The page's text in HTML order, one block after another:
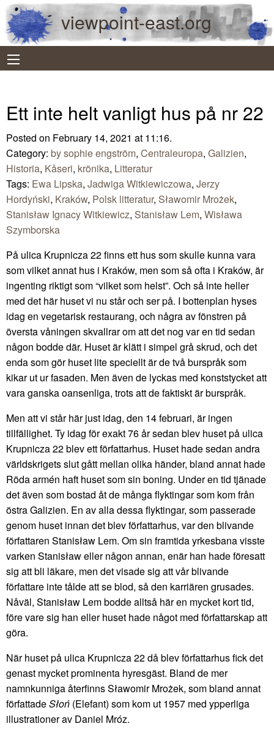
viewpoint-east.org
Ett inte helt vanligt hus på nr 22
Posted on February 14, 2021 at 11:16.
Category: by sophie engström, Centraleuropa, Galizien,
Historia, Kåseri, krönika, Litteratur
Tags: Ewa Lipska, Jadwiga Witkiewiczowa, Jerzy
Hordyński, Kraków, Polsk litteratur, Sławomir Mrożek,
Stanisław Ignacy Witkiewicz, Stanisław Lem, Wisława
Szymborska
På ulica Krupnicza 22 finns ett hus som skulle kunna vara
som vilket annat hus i Kraków, men som så ofta i Kraków, är
ingenting riktigt som “vilket som helst”. Och så inte heller
med det här huset vi nu står och ser på. I bottenplan hyses
idag en vegetarisk restaurang, och några av fönstren på
översta våningen skvallrar om att det nog var en tid sedan
någon bodde där. Huset är klätt i simpel grå skrud, och det
enda som gör huset lite speciellt är de två burspråk som
kikar ut ur fasaden. Men även de lyckas med konststycket att
vara ganska oansenliga, trots att de faktiskt är burspråk.
Men att vi står här just idag, den 14 februari, är ingen
tillfällighet. Ty idag för exakt 76 år sedan blev huset på ulica
Krupnicza 22 blev ett författarhus. Huset hade sedan andra
världskrigets slut gått mellan olika händer, bland annat hade
Röda armén haft huset som sin boning. Under en tid tjänade
det även som bostad åt de många flyktingar som kom från
östra Galizien. En av alla dessa flyktingar, som passerade
genom huset innan det blev författarhus, var den blivande
författaren Stanisław Lem. Om sin framtida yrkesbana visste
varken Stanisław eller någon annan, enär han hade föresatt
sig att bli läkare, men det visade sig att vår blivande
författare inte tålde att se blod, så den karriären grusades.
Nåväl, Stanisław Lem bodde alltså här en mycket kort tid,
före vare sig han eller huset hade något med författarskap att
göra.
När huset på ulica Krupnicza 22 då blev författarhus fick det
genast mycket prominenta hyresgäst. Bland de mer
namnkunniga återfinns Sławomir Mrożek, som bland annat
författadeSłoń (Elefant) som kom ut 1957 med ypperliga
illustrationer av Daniel Mróz.